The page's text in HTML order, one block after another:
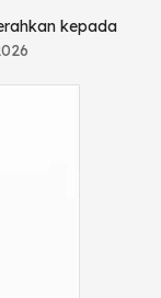
kepada